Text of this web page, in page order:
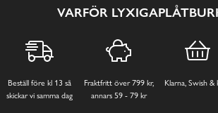
VARFÖR
Beställ före kl 13 så
skickar vi samma dag
Fraktfritt över 799 kr,
annars 59 - 79 kr
Klarna, Swish